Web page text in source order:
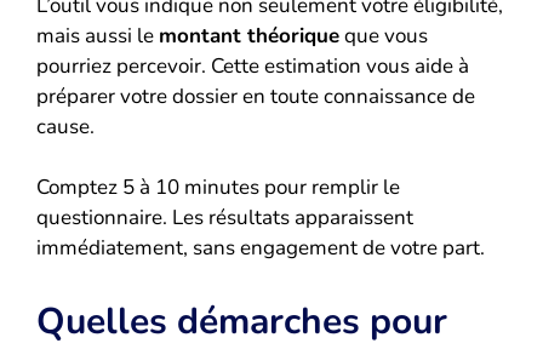
mais aussi le montant théoriqueque vous
pourriez percevoir. Cette estimation vous aide à
préparer votre dossier en toute connaissance de
cause.
Comptez 5 à 10 minutes pour remplir le
questionnaire. Les résultats apparaissent
immédiatement, sans engagement de votre part.
Quelles démarches pour